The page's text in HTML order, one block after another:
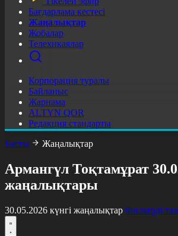
Бағдарлама кестесі
Жаңалықтар
Жобалар
Телехикаялар
Корпорация туралы
Байланыс
Жарнама
ALTYN QOR
Редакция стандарты
Басты
Жаңалықтар
Армангүл Тоқтамұрат
жаңалықтары
30.05.2026 күнгі жаңалықтар Фильтрді